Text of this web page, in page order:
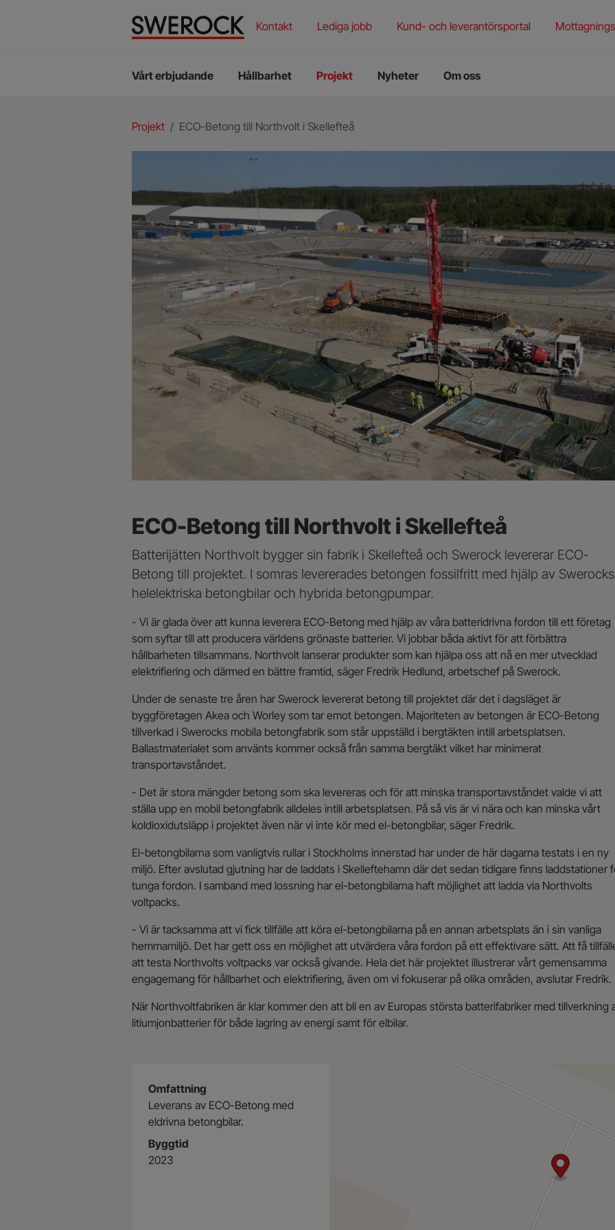
Kontakt Lediga jobb Kund- och leverantörsportal
Vårt erbjudande
ECO-Betong
Laboratorieprovning
Hållbarhet Projekt Nyheter Om oss
Du
Projekt / ECO-Betong till Northvolt i Skellefteå
ECO-Betong till Northvolt i Skellefteå
Batterijätten Northvolt bygger sin fabrik i Skellefteå och Swerock levererar ECO-
Betong till projektet. I somras levererades betongen fossilfritt med hjälp av Swerocks
helelektriska betongbilar och hybrida betongpumpar.
- Vi är glada över att kunna leverera ECO-Betong med hjälp av våra batteridrivna fordon till ett företag
som syftar till att producera världens grönaste batterier. Vi jobbar båda aktivt för att förbättra
hållbarheten tillsammans. Northvolt lanserar produkter som kan hjälpa oss att nå en mer utvecklad
elektrifiering och därmed en bättre framtid, säger Fredrik Hedlund, arbetschef på Swerock.
Under de senaste tre åren har Swerock levererat betong till projektet där det i dagsläget är
byggföretagen Akea och Worley som tar emot betongen. Majoriteten av betongen är ECO-Betong
tillverkad i Swerocks mobila betongfabrik som står uppställd i bergtäkten intill arbetsplatsen.
Ballastmaterialet som använts kommer också från samma bergtäkt vilket har minimerat
transportavståndet.
- Det är stora mängder betong som ska levereras och för att minska transportavståndet valde vi att
ställa upp en mobil betongfabrik alldeles intill arbetsplatsen. På så vis är vi nära och kan minska vårt
koldioxidutsläpp i projektet även när vi inte kör med el-betongbilar, säger Fredrik.
El-betongbilarna som vanligtvis rullar i Stockholms innerstad har under de här dagarna testats i en ny
miljö. Efter avslutad gjutning har de laddats i Skelleftehamn där det sedan tidigare finns laddstationer
tunga fordon. I samband med lossning har el-betongbilarna haft möjlighet att ladda via Northvolts
voltpacks.
- Vi är tacksamma att vi fick tillfälle att köra el-betongbilarna på en annan arbetsplats än i sin vanliga
hemmamiljö. Det har gett oss en möjlighet att utvärdera våra fordon på ett effektivare sätt. Att få
att testa Northvolts voltpacks var också givande. Hela det här projektet illustrerar vårt gemensamma
engagemang för hållbarhet och elektrifiering, även om vi fokuserar på olika områden, avslutar Fredrik.
När Northvoltfabriken är klar kommer den att bli en av Europas största batterifabriker med tillverkning
litiumjonbatterier för både lagring av energi samt för elbilar.
Omfattning
Leverans av ECO-Betong med
eldrivna betongbilar.
Byggtid
2023